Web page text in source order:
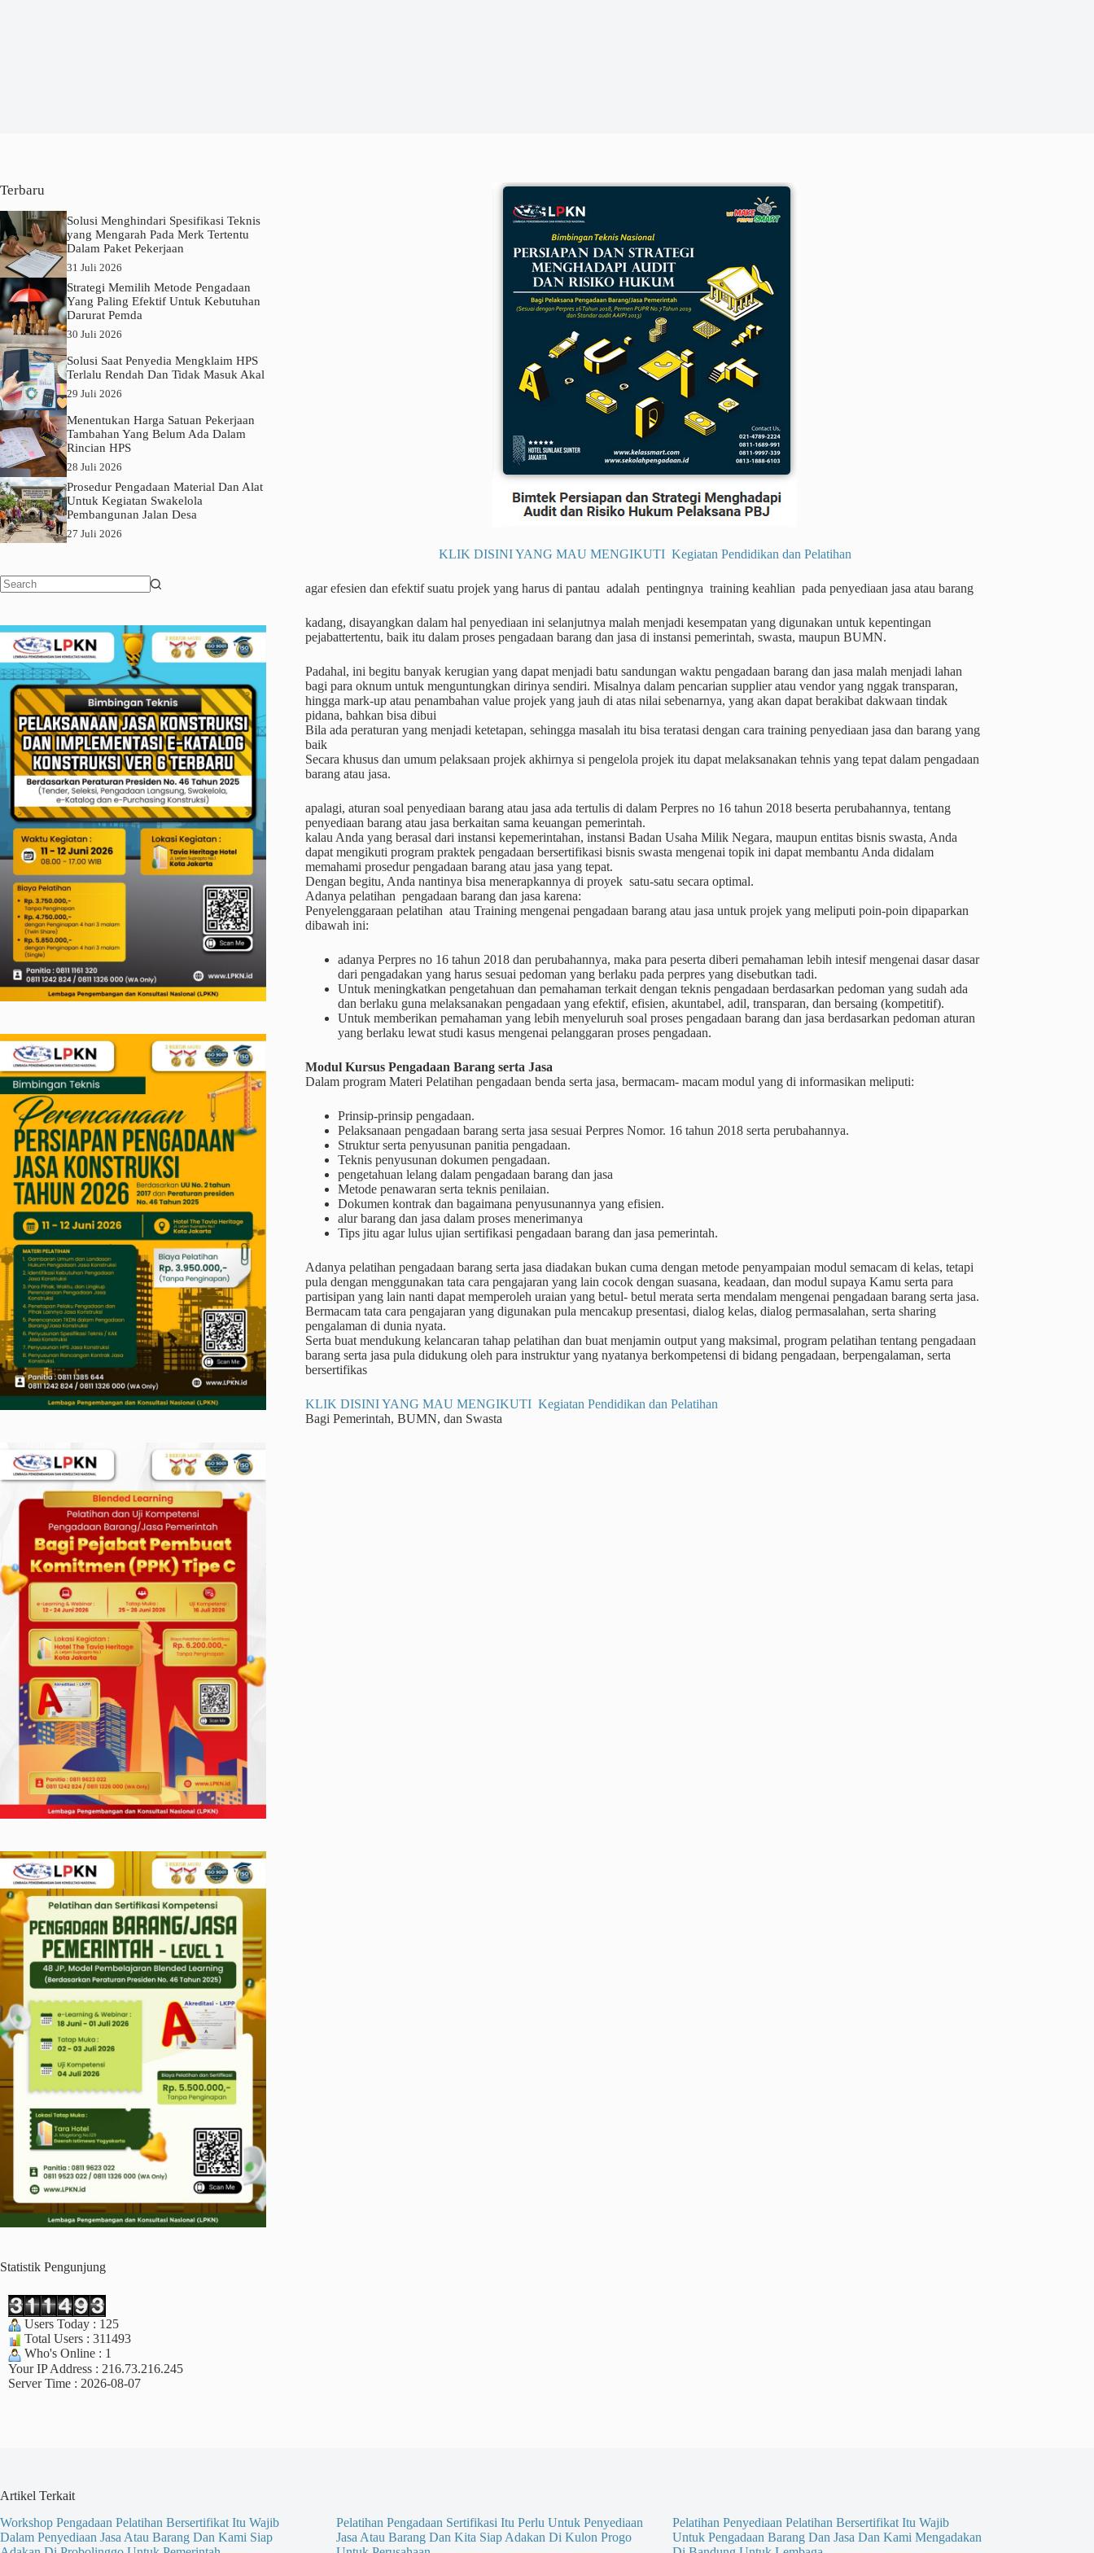
KLIK DISINI YANG MAU MENGIKUTI Kegiatan Pendidikan dan Pelatihan
agar efesien dan efektif suatu projek yang harus di pantau adalah pentingnya training keahlian pada penyediaan jasa atau barang
kadang, disayangkan dalam hal penyediaan ini selanjutnya malah menjadi kesempatan yang digunakan untuk kepentingan
pejabattertentu, baik itu dalam proses pengadaan barang dan jasa di instansi pemerintah, swasta, maupun BUMN.
Padahal, ini begitu banyak kerugian yang dapat menjadi batu sandungan waktu pengadaan barang dan jasa malah menjadi lahan
bagi para oknum untuk menguntungkan dirinya sendiri. Misalnya dalam pencarian supplier atau vendor yang nggak transparan,
hingga mark-up atau penambahan value projek yang jauh di atas nilai sebenarnya, yang akan dapat berakibat dakwaan tindak
pidana, bahkan bisa dibui
Bila ada peraturan yang menjadi ketetapan, sehingga masalah itu bisa teratasi dengan cara training penyediaan jasa dan barang yang
baik
Secara khusus dan umum pelaksaan projek akhirnya si pengelola projek itu dapat melaksanakan tehnis yang tepat dalam pengadaan
barang atau jasa.
apalagi, aturan soal penyediaan barang atau jasa ada tertulis di dalam Perpres no 16 tahun 2018 beserta perubahannya, tentang
penyediaan barang atau jasa berkaitan sama keuangan pemerintah.
kalau Anda yang berasal dari instansi kepemerintahan, instansi Badan Usaha Milik Negara, maupun entitas bisnis swasta, Anda
dapat mengikuti program praktek pengadaan bersertifikasi bisnis swasta mengenai topik ini dapat membantu Anda didalam
memahami prosedur pengadaan barang atau jasa yang tepat.
Dengan begitu, Anda nantinya bisa menerapkannya di proyek satu-satu secara optimal.
Adanya pelatihan pengadaan barang dan jasa karena:
Penyelenggaraan pelatihan atau Training mengenai pengadaan barang atau jasa untuk projek yang meliputi poin-poin dipaparkan
dibawah ini:
adanya Perpres no 16 tahun 2018 dan perubahannya, maka para peserta diberi pemahaman lebih intesif mengenai dasar dasar
dari pengadakan yang harus sesuai pedoman yang berlaku pada perpres yang disebutkan tadi.
Untuk meningkatkan pengetahuan dan pemahaman terkait dengan teknis pengadaan berdasarkan pedoman yang sudah ada
dan berlaku guna melaksanakan pengadaan yang efektif, efisien, akuntabel, adil, transparan, dan bersaing (kompetitif).
Untuk memberikan pemahaman yang lebih menyeluruh soal proses pengadaan barang dan jasa berdasarkan pedoman aturan
yang berlaku lewat studi kasus mengenai pelanggaran proses pengadaan.
Modul Kursus Pengadaan Barang serta Jasa
Dalam program Materi Pelatihan pengadaan benda serta jasa, bermacam- macam modul yang di informasikan meliputi:
Prinsip-prinsip pengadaan.
Pelaksanaan pengadaan barang serta jasa sesuai Perpres Nomor. 16 tahun 2018 serta perubahannya.
Struktur serta penyusunan panitia pengadaan.
Teknis penyusunan dokumen pengadaan.
pengetahuan lelang dalam pengadaan barang dan jasa
Metode penawaran serta teknis penilaian.
Dokumen kontrak dan bagaimana penyusunannya yang efisien.
alur barang dan jasa dalam proses menerimanya
Tips jitu agar lulus ujian sertifikasi pengadaan barang dan jasa pemerintah.
Adanya pelatihan pengadaan barang serta jasa diadakan bukan cuma dengan metode penyampaian modul semacam di kelas, tetapi
pula dengan menggunakan tata cara pengajaran yang lain cocok dengan suasana, keadaan, dan modul supaya Kamu serta para
partisipan yang lain nanti dapat memperoleh uraian yang betul- betul merata serta mendalam mengenai pengadaan barang serta jasa.
Bermacam tata cara pengajaran yang digunakan pula mencakup presentasi, dialog kelas, dialog permasalahan, serta sharing
pengalaman di dunia nyata.
Serta buat mendukung kelancaran tahap pelatihan dan buat menjamin output yang maksimal, program pelatihan tentang pengadaan
barang serta jasa pula didukung oleh para instruktur yang nyatanya berkompetensi di bidang pengadaan, berpengalaman, serta
bersertifikas
KLIK DISINI YANG MAU MENGIKUTI Kegiatan Pendidikan dan Pelatihan
Bagi Pemerintah, BUMN, dan Swasta
Terbaru
Solusi Menghindari Spesifikasi Teknis
yang Mengarah Pada Merk Tertentu
Dalam Paket Pekerjaan
31 Juli 2026
Strategi Memilih Metode Pengadaan
Yang Paling Efektif Untuk Kebutuhan
Darurat Pemda
30 Juli 2026
Solusi Saat Penyedia Mengklaim HPS
Terlalu Rendah Dan Tidak Masuk Akal
29 Juli 2026
Menentukan Harga Satuan Pekerjaan
Tambahan Yang Belum Ada Dalam
Rincian HPS
28 Juli 2026
Prosedur Pengadaan Material Dan Alat
Untuk Kegiatan Swakelola
Pembangunan Jalan Desa
27 Juli 2026
Statistik Pengunjung
Users Today : 125
Total Users : 311493
Who's Online : 1
Your IP Address : 216.73.216.245
Server Time : 2026-08-07
Artikel Terkait
Workshop Pengadaan Pelatihan Bersertifikat Itu Wajib
Dalam Penyediaan Jasa Atau Barang Dan Kami Siap
Pelatihan Pengadaan Sertifikasi Itu Perlu Untuk Penyediaan
Jasa Atau Barang Dan Kita Siap Adakan Di Kulon Progo
Pelatihan Penyediaan Pelatihan Bersertifikat Itu Wajib
Untuk Pengadaan Barang Dan Jasa Dan Kami Mengadakan